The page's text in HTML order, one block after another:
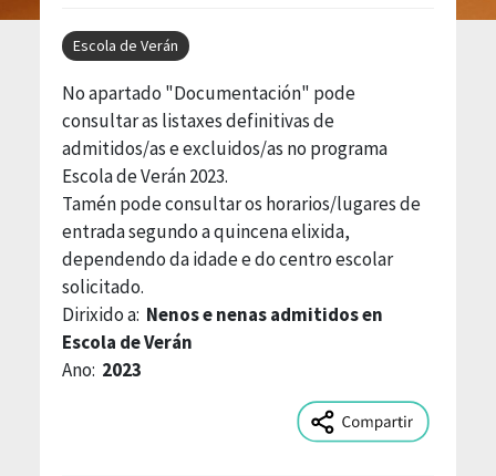
Escola de Verán
No apartado "Documentación" pode
consultar as listaxes definitivas de
admitidos/as e excluidos/as no programa
Escola de Verán 2023.
Tamén pode consultar os horarios/lugares de
entrada segundo a quincena elixida,
dependendo da idade e do centro escolar
solicitado.
Dirixido a: Nenos e nenas admitidos en
Escola de Verán
Ano: 2023